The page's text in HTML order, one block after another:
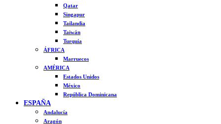
Qatar
Singapur
Tailandia
Taiwán
Turquía
ÁFRICA
Marruecos
AMÉRICA
Estados Unidos
México
República Dominicana
ESPAÑA
Andalucía
Aragón